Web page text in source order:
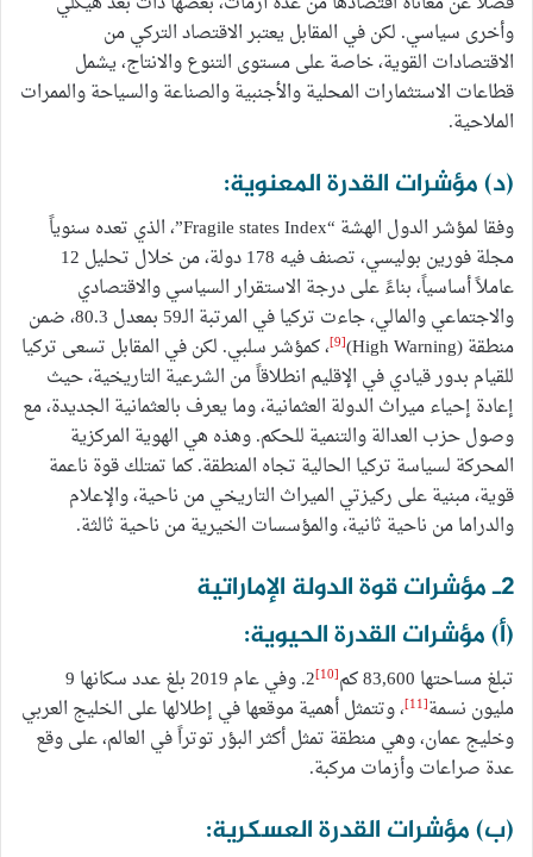
وأخرى سياسي. لكن في المقابل يعتبر الاقتصاد التركي من
الاقتصادات القوية، خاصة على مستوى التنوع والانتاج، يشمل
قطاعات الاستثمارات المحلية والأجنبية والصناعة والسياحة والممرات
الملاحية.
(د) مؤشرات القدرة المعنوية:
وفقا لمؤشر الدول الهشة “Fragile states Index”، الذي تعده سنوياً
مجلة فورين بوليسي، تصنف فيه 178 دولة، من خلال تحليل 12
عاملاً أساسياً، بناءً على درجة الاستقرار السياسي والاقتصادي
والاجتماعي والمالي، جاءت تركيا في المرتبة الـ59 بمعدل 80.3، ضمن
منطقة (High Warning)
[9] ، كمؤشر سلبي. لكن في المقابل تسعى تركيا
للقيام بدور قيادي في الإقليم انطلاقاً من الشرعية التاريخية، حيث
إعادة إحياء ميراث الدولة العثمانية، وما يعرف بالعثمانية الجديدة، مع
وصول حزب العدالة والتنمية للحكم. وهذه هي الهوية المركزية
المحركة لسياسة تركيا الحالية تجاه المنطقة. كما تمتلك قوة ناعمة
قوية، مبنية على ركيزتي الميراث التاريخي من ناحية، والإعلام
والدراما من ناحية ثانية، والمؤسسات الخيرية من ناحية ثالثة.
2ـ مؤشرات قوة الدولة الإماراتية
(أ) مؤشرات القدرة الحيوية:
تبلغ مساحتها 83,600 كم [10]
2. وفي عام 2019 بلغ عدد سكانها 9
مليون نسمة[11]
، وتتمثل أهمية موقعها في إطلالها على الخليج العربي
وخليج عمان، وهي منطقة تمثل أكثر البؤر توتراً في العالم، على وقع
عدة صراعات وأزمات مركبة.
(ب) مؤشرات القدرة العسكرية: